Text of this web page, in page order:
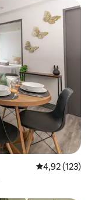
Note
4,92 (123)